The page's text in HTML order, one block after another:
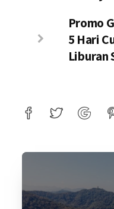
Promo
5 Hari
Liburan